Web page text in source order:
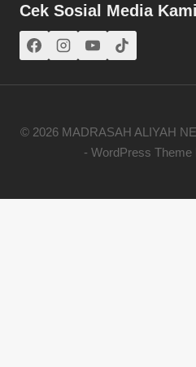
Cek Sosial Media Kami
© 2026 MADRASAH ALIYAH
- WordPress Theme